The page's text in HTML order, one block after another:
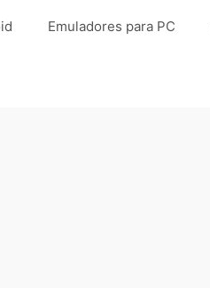
Emuladores para PC